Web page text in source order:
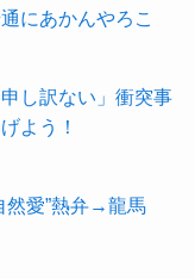
にあかんやろこ
し訳ない」衝突事
よう！
然愛”熱弁→龍馬